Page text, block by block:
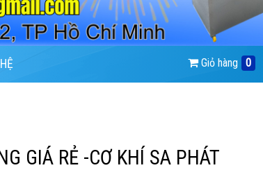
Giỏ hàng 0
GIÁ RẺ -CƠ KHÍ SA PHÁT